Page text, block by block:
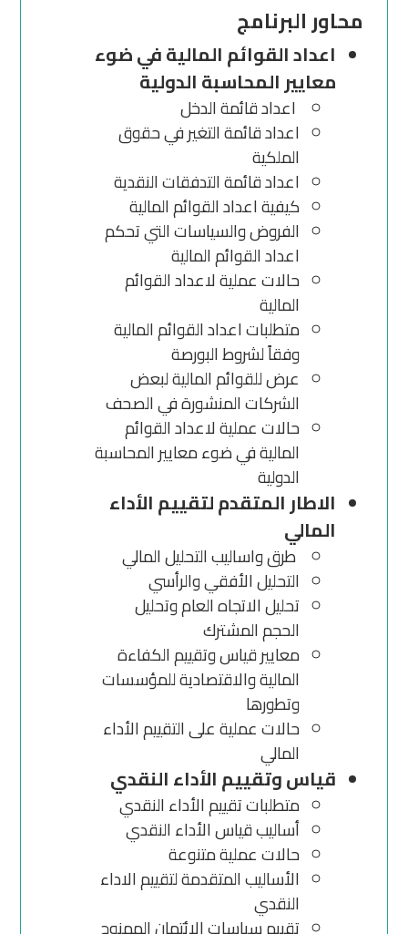
محاور البرنامج
اعداد القوائم المالية في ضوء
معايير المحاسبة الدولية
اعداد قائمة الدخل
اعداد قائمة التغير في حقوق
الملكية
اعداد قائمة التدفقات النقدية
كيفية اعداد القوائم المالية
الفروض والسياسات التي تحكم
اعداد القوائم المالية
حالات عملية لاعداد القوائم
المالية
متطلبات اعداد القوائم المالية
وفقاً لشروط البورصة
عرض للقوائم المالية لبعض
الشركات المنشورة في الصحف
حالات عملية لاعداد القوائم
المالية في ضوء معايير المحاسبة
الدولية
الاطار المتقدم لتقييم الأداء
المالي
طرق واساليب التحليل المالي
التحليل الأفقي والرأسي
تحليل الاتجاه العام وتحليل
الحجم المشترك
معايير قياس وتقييم الكفاءة
المالية والاقتصادية للمؤسسات
وتطورها
حالات عملية على التقييم الأداء
المالي
قياس وتقييم الأداء النقدي
متطلبات تقييم الأداء النقدي
أساليب قياس الأداء النقدي
حالات عملية متنوعة
الأساليب المتقدمة لتقييم الاداء
النقدي
تقييم سياسات الائتمان الممنوح